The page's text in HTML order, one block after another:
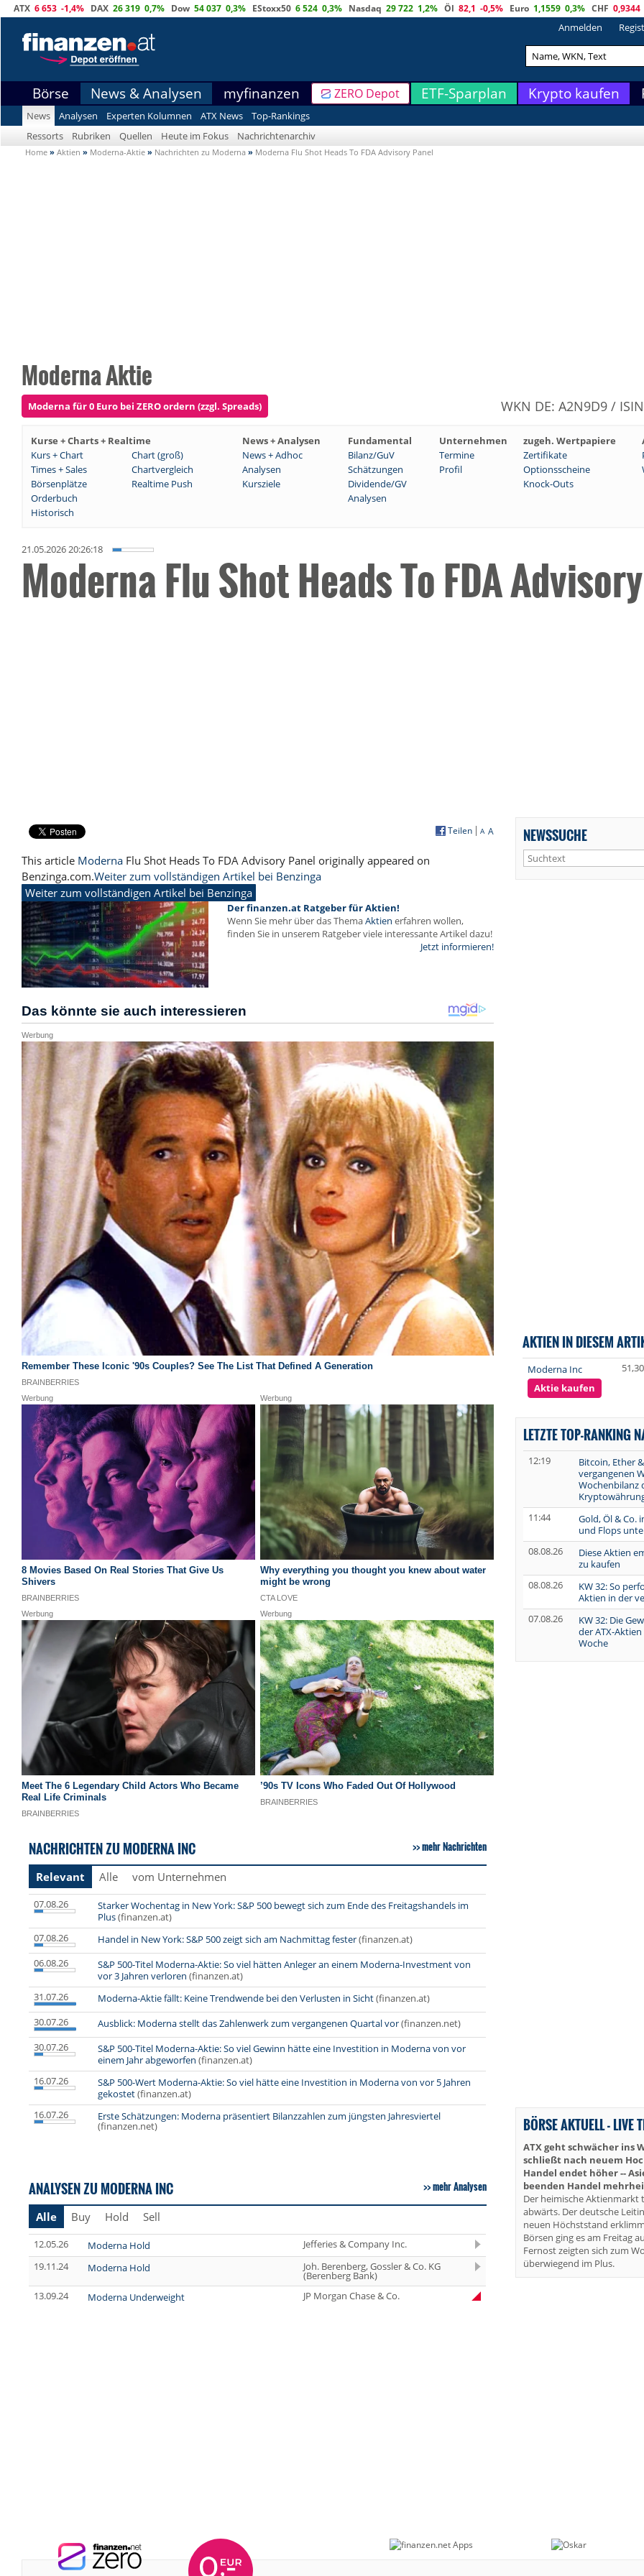
ATX 6 653 -1,4% DAX 26 319 0,7% Dow 54 037 0,3% EStoxx50 6 524 0,3% Nasdaq 29 722 1,2% Öl 82,1 -0,5% Euro 1,1559 0,3% CHF 0,9344
Anmelden
Börse News & Analysen myfinanzen ZERO Depot ETF-Sparplan Krypto kaufen
News Analysen Experten Kolumnen ATX News
Top-Rankings
Ressorts
Rubriken Quellen Heute im Fokus Nachrichtenarchiv
Home » Aktien » Moderna-Aktie » Nachrichten zu Moderna » Moderna Flu Shot Heads To FDA Advisory Panel
Moderna Aktie
Moderna für 0 Euro bei ZERO ordern (zzgl. Spreads) WKN DE: A2N9D9 /
Kurse + Charts + Realtime News + Analysen Fundamental Unternehmen zugeh. Wertpapiere
Kurs + Chart
Chart (groß) News + Adhoc Bilanz/GuV Termine Zertifikate
Times + Sales
Chartvergleich Analysen Schätzungen Profil Optionsscheine
Börsenplätze
Realtime Push Kursziele Dividende/GV
Knock-Outs
Orderbuch
Analysen
Historisch
21.05.2026 20:26:18
Moderna Flu Shot Heads To FDA
A
A
Teilen
This article Moderna Flu Shot Heads To FDA Advisory Panel originally appeared on
Benzinga.com.Weiter zum vollständigen Artikel bei Benzinga
Weiter zum vollständigen Artikel bei Benzinga
Der finanzen.at Ratgeber für Aktien!
Wenn Sie mehr über das ThemaAktien erfahren wollen,
finden Sie in unserem Ratgeber viele interessante Artikel dazu!
Jetzt informieren!
NACHRICHTEN ZU MODERNA INC mehr Nachrichten
Relevant Alle vom Unternehmen
07.08.26
Starker Wochentag in New York: S&P 500 bewegt sich zum Ende des Freitagshandels im
Plus(finanzen.at)
07.08.26
Handel in New York: S&P 500 zeigt sich am Nachmittag fester(finanzen.at)
06.08.26
S&P 500-Titel Moderna-Aktie: So viel hätten Anleger an einem Moderna-Investment von
vor 3 Jahren verloren (finanzen.at)
31.07.26
Moderna-Aktie fällt: Keine Trendwende bei den Verlusten in Sicht(finanzen.at)
30.07.26
Ausblick: Moderna stellt das Zahlenwerk zum vergangenen Quartal vor(finanzen.net)
30.07.26
S&P 500-Titel Moderna-Aktie: So viel Gewinn hätte eine Investition in Moderna von vor
einem Jahr abgeworfen (finanzen.at)
16.07.26
S&P 500-Wert Moderna-Aktie: So viel hätte eine Investition in Moderna von vor 5 Jahren
gekostet(finanzen.at)
16.07.26
Erste Schätzungen: Moderna präsentiert Bilanzzahlen zum jüngsten Jahresviertel
(finanzen.net)
ANALYSEN ZU MODERNA INC mehr Analysen
Alle Buy Hold Sell
12.05.26 Moderna Hold
Jefferies & Company Inc.
19.11.24
Moderna Hold Joh. Berenberg, Gossler & Co. KG
(Berenberg Bank)
13.09.24
Moderna Underweight JP Morgan Chase & Co.
NEWSSUCHE
AKTIEN IN DIESEM
Moderna Inc
Aktie kaufen
51,30
LETZTE TOP-RANKING
12:19
Bitcoin, Ether
vergangenen
Wochenbilanz
11:44
Gold, Öl & Co.
und Flops
08.08.26
Diese Aktien
zu kaufen
08.08.26
KW 32: So
Aktien in der
07.08.26
KW 32: Die
der ATX-
Woche
BÖRSE AKTUELL - LIVE
ATX geht schwächer ins
schließt nach neuem
Handel endet höher --
beenden Handel
Der heimische Aktienmarkt
abwärts. Der deutsche
neuen Höchststand
Börsen ging es am Freitag
Fernost zeigten sich zum
überwiegend im Plus.